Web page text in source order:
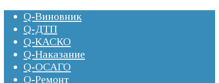
Q-Виновник
Q-ДТП
Q-КАСКО
Q-Наказание
Q-ОСАГО
Q-Ремонт